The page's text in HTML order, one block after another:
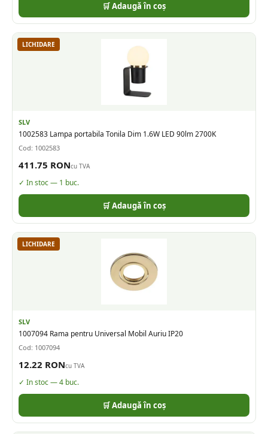
🛒 Adaugă în coș
LICHIDARE
SLV
1002583 Lampa portabila Tonila Dim 1.6W LED 90lm 2700K
Cod: 1002583
411.75 RONcu TVA
✓ In stoc — 1 buc.
🛒 Adaugă în coș
LICHIDARE
SLV
1007094 Rama pentru Universal Mobil Auriu IP20
Cod: 1007094
12.22 RONcu TVA
✓ In stoc —4 buc.
🛒 Adaugă în coș